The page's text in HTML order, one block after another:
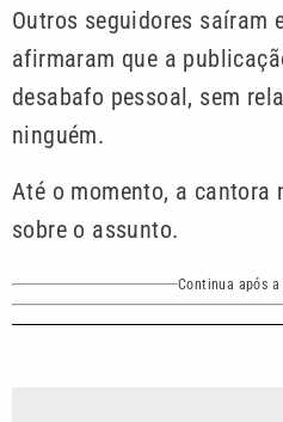
Outros seguidores saíram
afirmaram que a
desabafo pessoal, sem
ninguém.
Até o momento, a cantora
sobre o assunto.
Continua após